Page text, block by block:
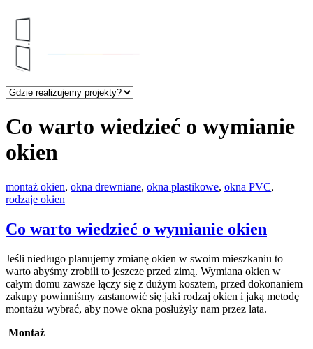
Co warto wiedzieć o wymianie
okien
montaż okien, okna drewniane, okna plastikowe, okna PVC,
rodzaje okien
Co warto wiedzieć o wymianie okien
Jeśli niedługo planujemy zmianę okien w swoim mieszkaniu to
warto abyśmy zrobili to jeszcze przed zimą. Wymiana okien w
całym domu zawsze łączy się z dużym kosztem, przed dokonaniem
zakupy powinniśmy zastanowić się jaki rodzaj okien i jaką metodę
montażu wybrać, aby nowe okna posłużyły nam przez lata.
Montaż